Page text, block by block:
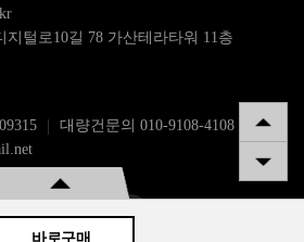
바로구매
지털로10길 78 가산테라타워 11층
대량건문의 010-9108-4108